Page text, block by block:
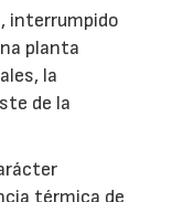
interrumpido
planta
la
de la
térmica de